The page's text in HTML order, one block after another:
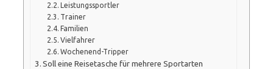
Leistungssportler
Trainer
Familien
Vielfahrer
Wochenend-Tripper
Soll eine Reisetasche für mehrere Sportarten